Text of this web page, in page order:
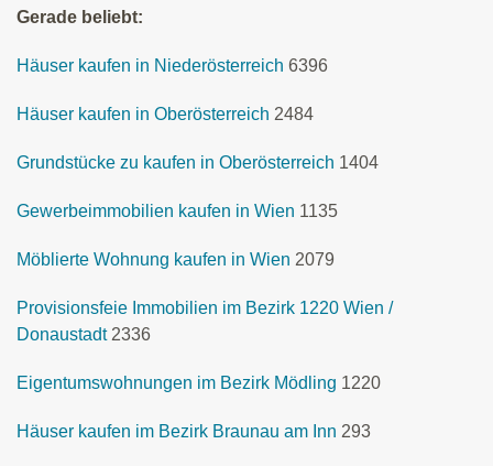
Gerade beliebt:
Häuser kaufen in Niederösterreich 6396
Häuser kaufen in Oberösterreich 2484
Grundstücke zu kaufen in Oberösterreich 1404
Gewerbeimmobilien kaufen in Wien 1135
Möblierte Wohnung kaufen in Wien 2079
Provisionsfeie Immobilien im Bezirk 1220 Wien /
Donaustadt 2336
Eigentumswohnungen im Bezirk Mödling 1220
Häuser kaufen im Bezirk Braunau am Inn 293